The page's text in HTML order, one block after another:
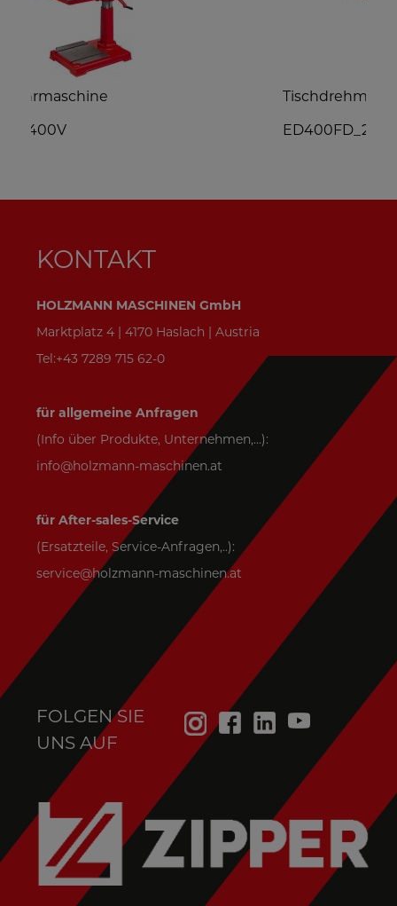
Tischdrehmaschine
ED400FD_230V
KONTAKT
HOLZMANN MASCHINEN GmbH
Marktplatz 4 | 4170 Haslach | Austria
Tel:+43 7289 715 62-0
für allgemeine Anfragen
(Info über Produkte, Unternehmen,...):
info@holzmann-maschinen.at
für After-sales-Service
(Ersatzteile, Service-Anfragen,..):
service@holzmann-maschinen.at
FOLGEN SIE
UNS AUF